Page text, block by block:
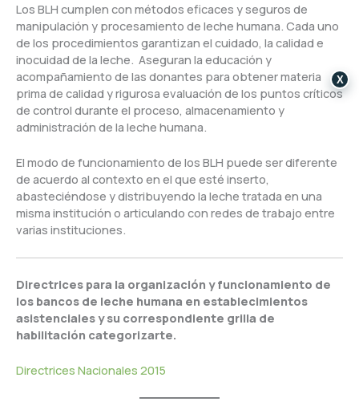
Los BLH cumplen con métodos eficaces y seguros de
manipulación y procesamiento de leche humana. Cada uno
de los procedimientos garantizan el cuidado, la calidad e
inocuidad de la leche. Aseguran la educación y
acompañamiento de las donantes para obtener materia
prima de calidad y rigurosa evaluación de los puntos críticos
de control durante el proceso, almacenamiento y
administración de la leche humana.
El modo de funcionamiento de los BLH puede ser diferente
de acuerdo al contexto en el que esté inserto,
abasteciéndose y distribuyendo la leche tratada en una
misma institución o articulando con redes de trabajo entre
varias instituciones.
Directrices para la organización y funcionamiento de
los bancos de leche humana en establecimientos
asistenciales y su correspondiente grilla de
habilitación categorizarte.
Directrices Nacionales 2015
X